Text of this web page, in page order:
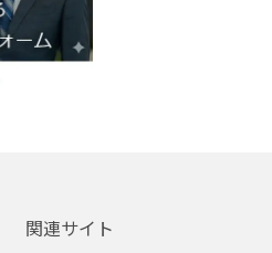
関連サイト